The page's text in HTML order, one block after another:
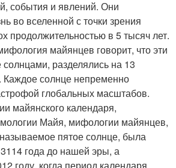
события и явлений. Они
во вселенной с точки зрения
продолжительностью в 5 тысяч лет.
майянцев говорит, что эти
разделялись на 13
солнце непременно
глобальных масштабов.
майянского календаря,
Майя, мифологии майянцев,
пятое солнце, была
года до нашей эры, а
году, когда период календаря